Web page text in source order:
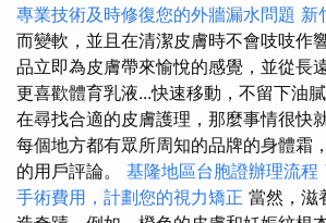
專業技術及時修復您的外牆漏水問題 新
而變軟，並且在清潔皮膚時不會吱吱作
品立即為皮膚帶來愉悅的感覺，並從長
更喜歡體育乳液...快速移動，不留下油
在尋找合適的皮膚護理，那麼事情很快
每個地方都有眾所周知的品牌的身體霜
的用戶評論。 基隆地區台胞證辦理流程
手術費用，計劃您的視力矯正 當然，滋